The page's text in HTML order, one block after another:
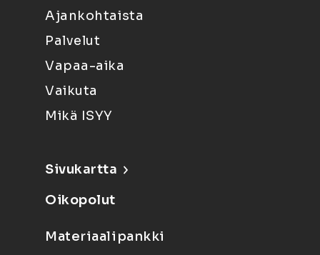
Ajankohtaista
Palvelut
Vapaa-aika
Vaikuta
Mikä ISYY
Sivukartta
Oikopolut
Materiaalipankki